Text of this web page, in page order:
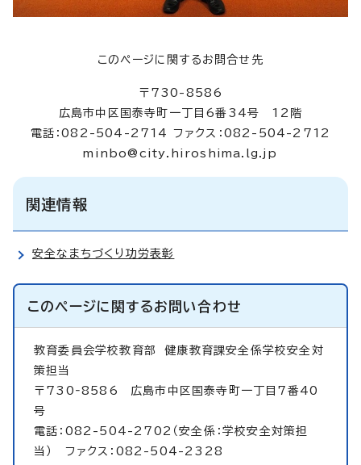
このページに関するお問合せ先
〒730-8586
広島市中区国泰寺町一丁目6番34号 12階
電話：082-504-2714 ファクス：082-504-2712
minbo@city.hiroshima.lg.jp
関連情報
安全なまちづくり功労表彰
このページに関するお問い合わせ
教育委員会学校教育部健康教育課安全係学校安全対
策担当
〒730‐8586 広島市中区国泰寺町一丁目7番40
号
電話：082-504-2702（安全係：学校安全対策担
当） ファクス：082-504-2328